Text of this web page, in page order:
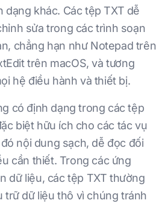
dạng khác. Các tệp TXT dễ
sửa trong các trình soạn
chẳng hạn như Notepad trên
trên macOS, và tương
hệ điều hành và thiết bị.
có định dạng trong các tệp
biệt hữu ích cho các tác vụ
nội dung sạch, dễ đọc đối
cần thiết. Trong các ứng
dữ liệu, các tệp TXT thường
trữ dữ liệu thô vì chúng tránh